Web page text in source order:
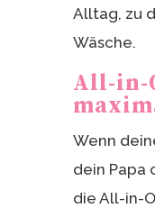
Alltag, zu
Wäsche.
All-in-
Wenn
dein Papa
die All-in-